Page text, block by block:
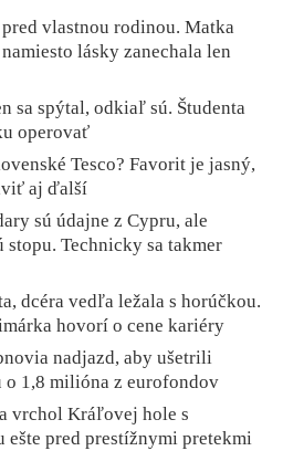
vlastnou rodinou. Matka
lásky zanechala len
sa spýtal, odkiaľ sú. Študenta
operovať
Tesco? Favorit je jasný,
aj ďalší
sú údajne z Cypru, ale
stopu. Technicky sa takmer
dcéra vedľa ležala s horúčkou.
hovorí o cene kariéry
nadjazd, aby ušetrili
o 1,8 milióna z eurofondov
vrchol Kráľovej hole s
ešte pred prestížnymi pretekmi